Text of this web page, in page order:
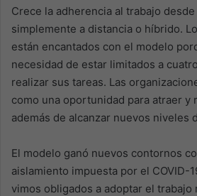
Crece la adherencia al trabajo
simplemente a distancia o híbrido.
están encantados con el modelo
necesidad de estar limitados a
realizar sus tareas. Las
como una oportunidad para atraer y
además de alcanzar nuevos niveles
El modelo ganó nuevos contornos
aislamiento impuesta por el COVID-
vimos obligados a adoptar el trabajo